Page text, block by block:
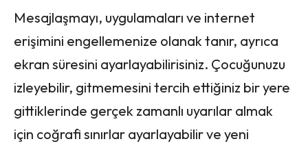
Mesajlaşmayı, uygulamaları ve internet
erişimini engellemenize olanak tanır, ayrıca
ekran süresini ayarlayabilirisiniz. Çocuğunuzu
izleyebilir, gitmemesini tercih ettiğiniz bir yere
gittiklerinde gerçek zamanlı uyarılar almak
için coğrafi sınırlar ayarlayabilir ve yeni